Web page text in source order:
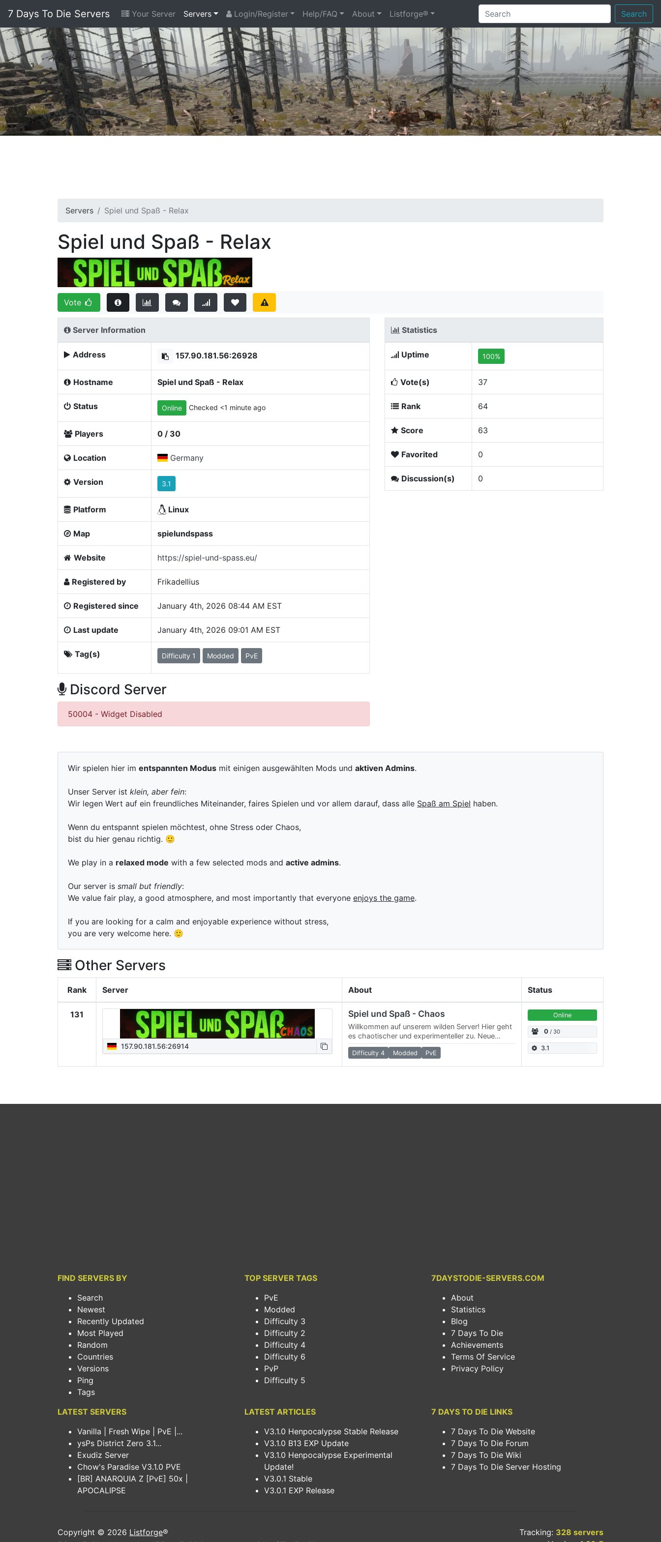
7 Days To Die Servers Your Server Servers Login/Register Help/FAQ About Listforge® Search
Servers Spiel und Spaß - Relax
Spiel und Spaß - Relax
Vote
Server Information
Address 157.90.181.56:26928
Hostname Spiel und Spaß - Relax
Status Online Checked <1 minute ago
Players 0 / 30
Location Germany
Version 3.1
Platform Linux
Map spielundspass
Website https://spiel-und-spass.eu/
Registered by Frikadellius
Registered since January 4th, 2026 08:44 AM EST
Last update January 4th, 2026 09:01 AM EST
Tag(s) Difficulty 1 Modded PvE
Discord Server
50004 - Widget Disabled
Statistics
Uptime 100%
Vote(s) 37
Rank 64
Score 63
Favorited 0
Discussion(s) 0
Wir spielen hier im entspannten Modus mit einigen ausgewählten Mods und aktiven Admins.
Unser Server ist klein, aber fein:
Wir legen Wert auf ein freundliches Miteinander, faires Spielen und vor allem darauf, dass alle Spaß am Spiel haben.
Wenn du entspannt spielen möchtest, ohne Stress oder Chaos,
bist du hier genau richtig. 🙂
We play in a relaxed mode with a few selected mods and active admins.
Our server is small but friendly:
We value fair play, a good atmosphere, and most importantly that everyone enjoys the game.
If you are looking for a calm and enjoyable experience without stress,
you are very welcome here. 🙂
Other Servers
Rank Server About Status
131
157.90.181.56:26914
Spiel und Spaß - Chaos
Willkommen auf unserem wilden Server! Hier geht
es chaotischer und experimenteller zu. Neue
Ideen, neue Features und verrückte Dinge werden
hier…
Difficulty 4 Modded PvE
Online
0 / 30
3.1
FIND SERVERS BY
Search
Newest
Recently Updated
Most Played
Random
Countries
Versions
Ping
Tags
TOP SERVER TAGS
PvE
Modded
Difficulty 3
Difficulty 2
Difficulty 4
Difficulty 6
PvP
Difficulty 5
7DAYSTODIE-SERVERS.COM
About
Statistics
Blog
7 Days To Die
Achievements
Terms Of Service
Privacy Policy
LATEST SERVERS
Vanilla | Fresh Wipe | PvE |...
ysPs District Zero 3.1...
Exudiz Server
Chow's Paradise V3.1.0 PVE
[BR] ANARQUIA Z [PvE] 50x |
APOCALIPSE
LATEST ARTICLES
V3.1.0 Henpocalypse Stable Release
V3.1.0 B13 EXP Update
V3.1.0 Henpocalypse Experimental
Update!
V3.0.1 Stable
V3.0.1 EXP Release
7 DAYS TO DIE LINKS
7 Days To Die Website
7 Days To Die Forum
7 Days To Die Wiki
7 Days To Die Server Hosting
Copyright © 2026 Listforge® Tracking: 328 servers